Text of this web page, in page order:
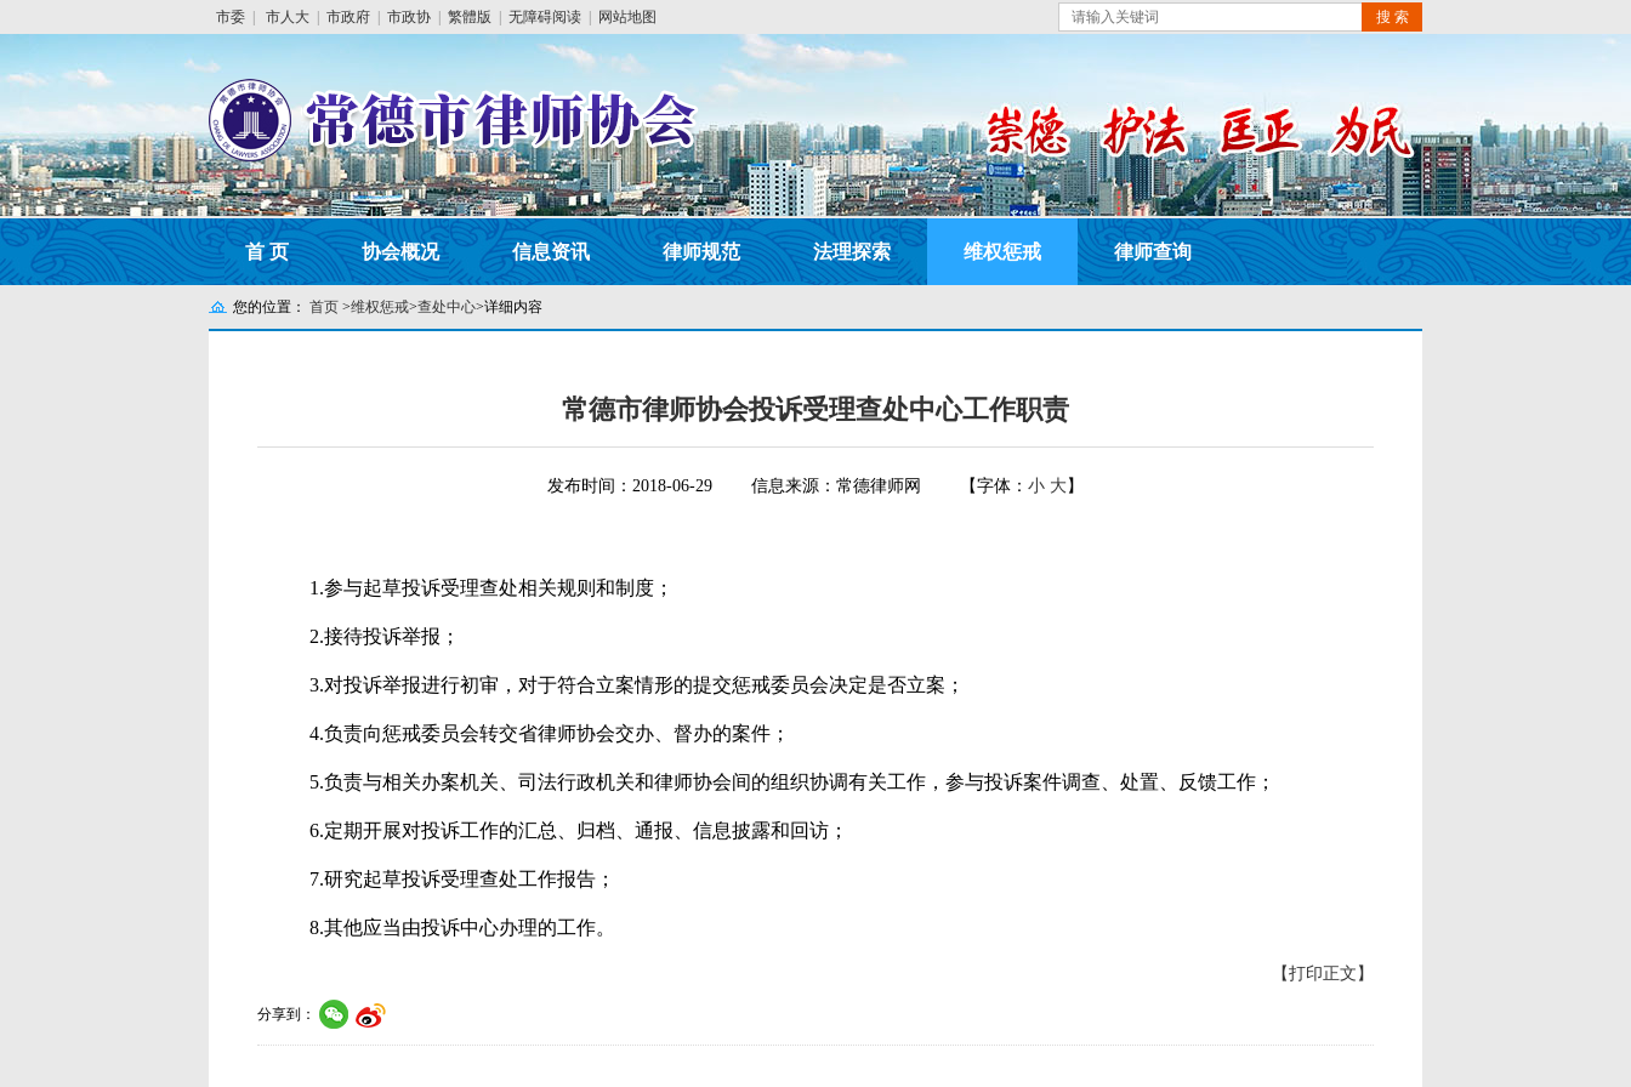
市委 市人大 市政府 市政协 繁體版 无障碍阅读 网站地图 搜 索
首 页 协会概况 信息资讯 律师规范 法理探索 维权惩戒 律师查询
您的位置： 首页 >维权惩戒>查处中心>详细内容
常德市律师协会投诉受理查处中心工作职责
发布时间：2018-06-29 信息来源：常德律师网 【字体： 小 大】
1.参与起草投诉受理查处相关规则和制度；
2.接待投诉举报；
3.对投诉举报进行初审，对于符合立案情形的提交惩戒委员会决定是否立案；
4.负责向惩戒委员会转交省律师协会交办、督办的案件；
5.负责与相关办案机关、司法行政机关和律师协会间的组织协调有关工作，参与投诉案件调查、处置、反馈工作；
6.定期开展对投诉工作的汇总、归档、通报、信息披露和回访；
7.研究起草投诉受理查处工作报告；
8.其他应当由投诉中心办理的工作。
【打印正文】
分享到：